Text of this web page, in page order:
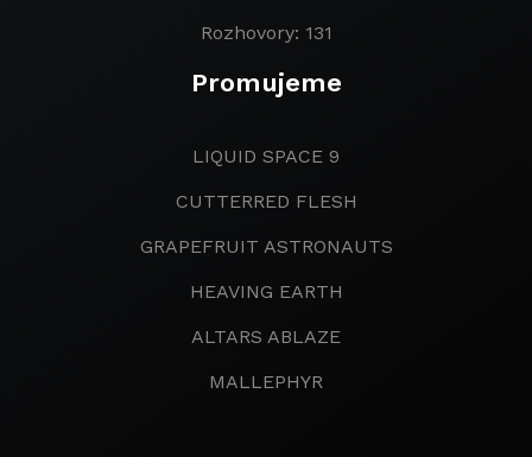
Rozhovory: 131
Promujeme
LIQUID SPACE 9
CUTTERRED FLESH
GRAPEFRUIT ASTRONAUTS
HEAVING EARTH
ALTARS ABLAZE
MALLEPHYR